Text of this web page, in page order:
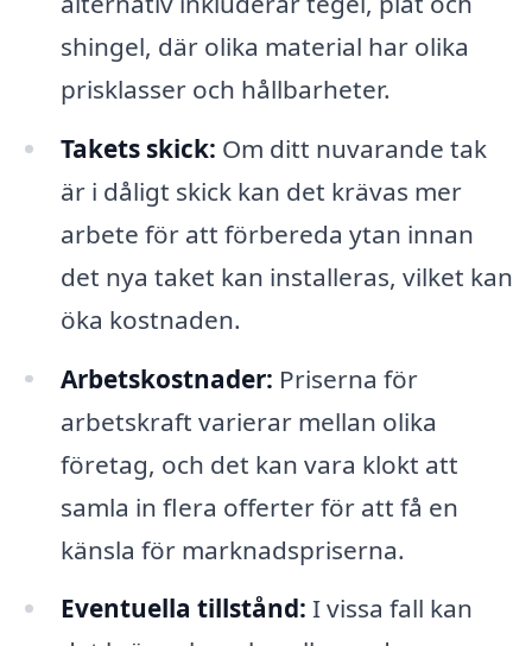
shingel, där olika material har olika
prisklasser och hållbarheter.
Takets skick: Om ditt nuvarande tak
är i dåligt skick kan det krävas mer
arbete för att förbereda ytan innan
det nya taket kan installeras, vilket kan
öka kostnaden.
Arbetskostnader: Priserna för
arbetskraft varierar mellan olika
företag, och det kan vara klokt att
samla in flera offerter för att få en
känsla för marknadspriserna.
Eventuella tillstånd: I vissa fall kan